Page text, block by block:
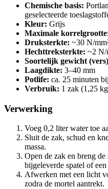
Chemische basis:
geselecteerde
Kleur: Grijs
Maximale
Druksterkte: ~30 N/
Hechttreksterkte: ~2 N/
Soortelijk gewicht
Laagdikte: 3–40 mm
Potlife: ca. 25 minuten
Verbruik: 1 zak (1,25
Verwerking
Voeg 0,2 liter water toe
Sluit de zak, schud en
massa.
Open de zak en breng
bijgeleverde spatel of
Afwerken met een licht
zodra de mortel aantrekt.